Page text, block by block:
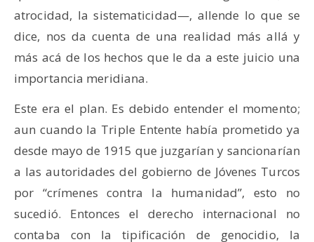
atrocidad, la sistematicidad—, allende lo que se
dice, nos da cuenta de una realidad más allá y
más acá de los hechos que le da a este juicio una
importancia meridiana.
Este era el plan. Es debido entender el momento;
aun cuando la Triple Entente había prometido ya
desde mayo de 1915 que juzgarían y sancionarían
a las autoridades del gobierno de Jóvenes Turcos
por “crímenes contra la humanidad”, esto no
sucedió. Entonces el derecho internacional no
contaba con la tipificación de genocidio, la